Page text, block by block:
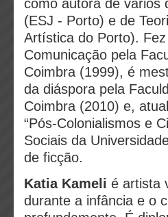
como autora de vários
(ESJ - Porto) e de
Artística do Porto).
Comunicação pela
Coimbra (1999), é
da diáspora pela
Coimbra (2010) e,
“Pós-Colonialismos e
Sociais da
de ficção.
Katia Kameli é artista
durante a infância e o